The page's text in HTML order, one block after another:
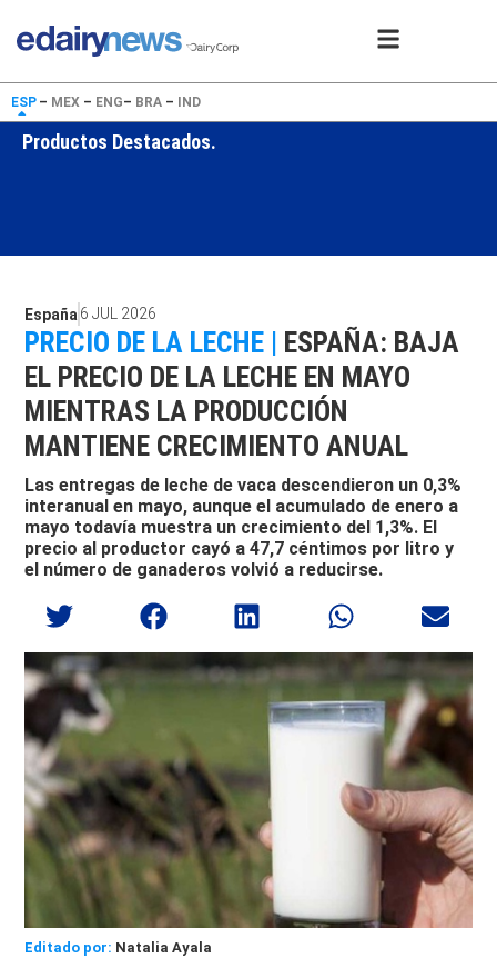
ESP– MEX – ENG– BRA – IND
Productos Destacados.
España 6 JUL 2026
PRECIO DE LA LECHE | ESPAÑA: BAJA
EL PRECIO DE LA LECHE EN MAYO
MIENTRAS LA PRODUCCIÓN
MANTIENE CRECIMIENTO ANUAL
Las entregas de leche de vaca descendieron un 0,3%
interanual en mayo, aunque el acumulado de enero a
mayo todavía muestra un crecimiento del 1,3%. El
precio al productor cayó a 47,7 céntimos por litro y
el número de ganaderos volvió a reducirse.
Editado por: Natalia Ayala